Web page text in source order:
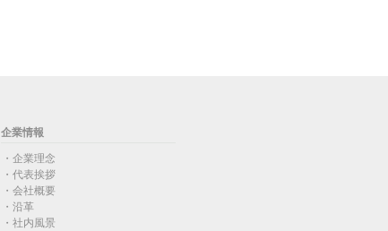
企業情報
企業理念
代表挨拶
会社概要
沿革
社内風景